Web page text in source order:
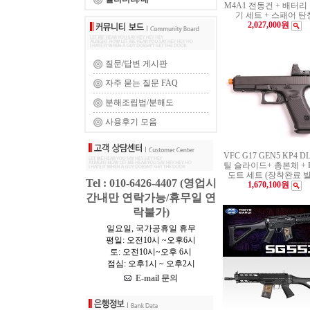
질문/답변 게시판
자주 묻는 질문 FAQ
분해조립법/분해도
사용후기 모음
Tel : 010-6426-4407 (영업시
간내만 연락가능/휴무일 연
락불가)
일요일, 국가공휴일 휴무
평일: 오전10시 ~오후6시
토: 오전10시~오후 6시
점심: 오후1시 ~ 오후2시
E-mail 문의
M4A1 전동건 + 배터리
기 세트 + 스패어 탄
2,027,000원
VFC G17 GEN5 KP4
틸 슬라이드+ 총본체 +
도트 세트 (장착완료
1,670,100원